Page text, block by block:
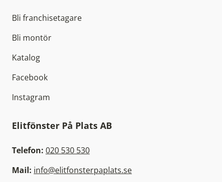
Bli franchisetagare
Bli montör
Katalog
Facebook
Instagram
Elitfönster På Plats AB
Telefon: 020 530 530
Mail: info@elitfonsterpaplats.se